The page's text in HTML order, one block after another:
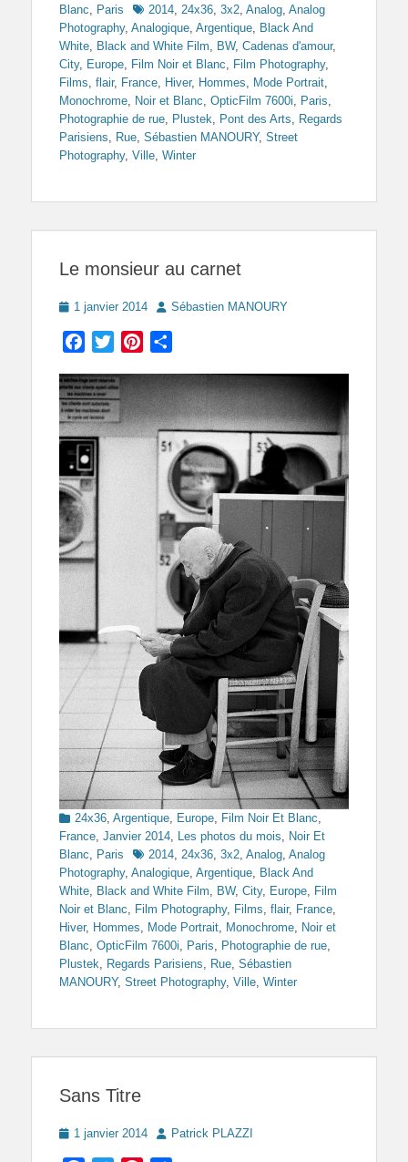
Blanc, Paris Tags2014, 24x36, 3x2, Analog, Analog
Photography, Analogique, Argentique, Black And
White, Black and White Film, BW, Cadenas d'amour,
City, Europe, Film Noir et Blanc, Film Photography,
Films, flair, France, Hiver, Hommes, Mode Portrait,
Monochrome, Noir et Blanc, OpticFilm 7600i, Paris,
Photographie de rue, Plustek, Pont des Arts, Regards
Parisiens, Rue, Sébastien MANOURY, Street
Photography, Ville, Winter
Le monsieur au carnet
Posted
1 janvier 2014 Author
Sébastien MANOURY
Facebook
TwitterPinterest
Categories
24x36 Argentique Europe Film Noir Et Blanc
France Janvier 2014 Les photos du mois
Noir Et
Blanc
Paris Tags2014 24x36 3x2 Analog Analog
Photography, Analogique Argentique
Black And
White
Black and White Film BW, City, Europe
Film
Noir et Blanc
Film Photography, Films flair, France
Hiver, Hommes Mode Portrait Monochrome
Noir et
Blanc OpticFilm 7600i Paris Photographie de rue
Plustek
Regards Parisiens Rue Sébastien
MANOURY, Street Photography, Ville Winter
Sans Titre
Posted
1 janvier 2014 AuthorPatrick PLAZZI